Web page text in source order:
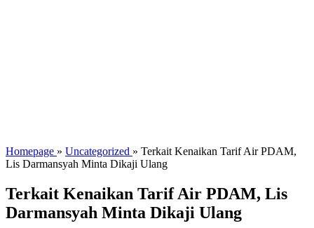
Homepage » Uncategorized » Terkait Kenaikan Tarif Air PDAM,
Lis Darmansyah Minta Dikaji Ulang
Terkait Kenaikan Tarif Air PDAM, Lis
Darmansyah Minta Dikaji Ulang